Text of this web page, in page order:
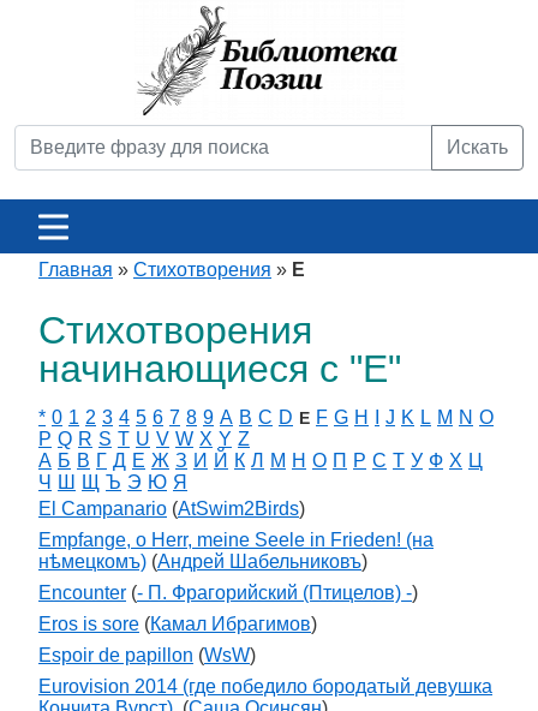
Искать
Главная » Стихотворения » E
Стихотворения
начинающиеся с "E"
* 0 1 2 3 4 5 6 7 8 9 A B C D E F G H J K L M N O
P Q R S T U V W X Y Z
А Б В Г Д Е Ж З И Й К Л М Н О П Р С Т У Ф Х Ц
Ч
Ш Щ Ъ Э Ю Я
El Campanario (AtSwim2Birds)
Empfange, o Herr, meine Seele in Frieden! (на
нѣмецкомъ) (Андрей Шабельниковъ)
Encounter (- П. Фрагорийский (Птицелов) -)
Eros is sore (Камал Ибрагимов)
Espoir de papillon (WsW)
Eurovision 2014 (где победило бородатый девушка